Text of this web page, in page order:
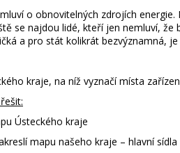
o obnovitelných zdrojích
se najdou lidé, kteří jen nemluví,
a pro stát kolikrát bezvýznamná,
kraje, na níž vyznačí místa
Ústeckého kraje
mapu našeho kraje – hlavní sídla